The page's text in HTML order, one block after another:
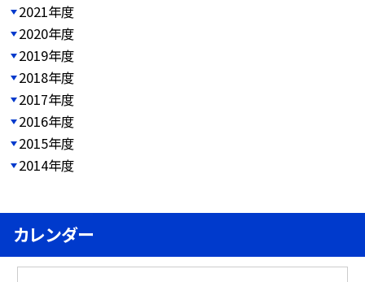
2021年度
2020年度
2019年度
2018年度
2017年度
2016年度
2015年度
2014年度
カレンダー